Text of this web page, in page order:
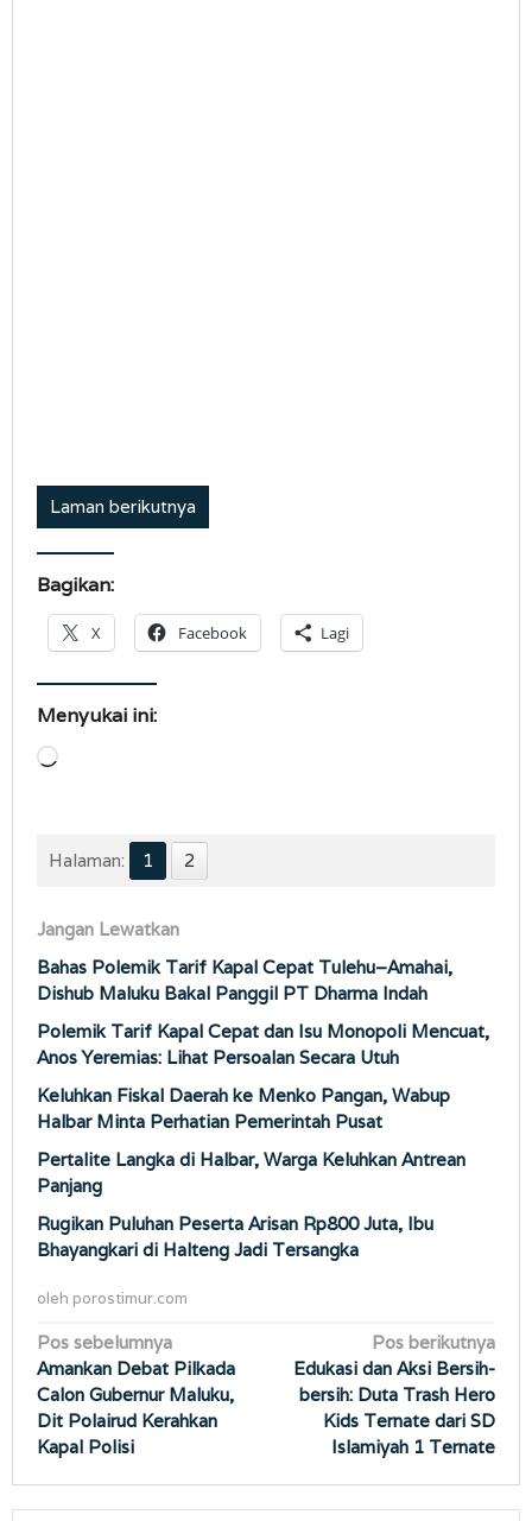
Laman berikutnya
Bagikan:
X Facebook Lagi
Menyukai ini:
Memuat...
Halaman: 1 2
Jangan Lewatkan
Bahas Polemik Tarif Kapal Cepat Tulehu–Amahai,
Dishub Maluku Bakal Panggil PT Dharma Indah
Polemik Tarif Kapal Cepat dan Isu Monopoli Mencuat,
Anos Yeremias: Lihat Persoalan Secara Utuh
Keluhkan Fiskal Daerah ke Menko Pangan, Wabup
Halbar Minta Perhatian Pemerintah Pusat
Pertalite Langka di Halbar, Warga Keluhkan Antrean
Panjang
Rugikan Puluhan Peserta Arisan Rp800 Juta, Ibu
Bhayangkari di Halteng Jadi Tersangka
oleh porostimur.com
Navigasi
pos
Pos sebelumnya
Amankan Debat Pilkada
Calon Gubernur Maluku,
Dit Polairud Kerahkan
Kapal Polisi
Pos berikutnya
Edukasi dan Aksi Bersih-
bersih: Duta Trash Hero
Kids Ternate dari SD
Islamiyah 1 Ternate